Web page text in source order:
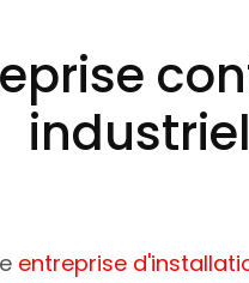
entreprise